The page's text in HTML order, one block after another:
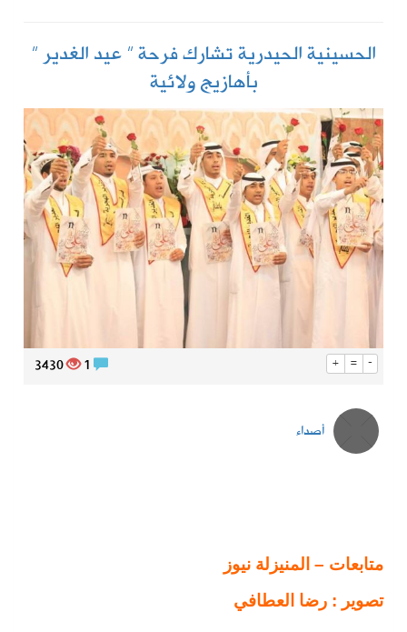
الحسينية الحيدرية تشارك فرحة ” عيد الغدير ”
بأهازيج ولائية
+ = -
3430
أصداء
متابعات – المنيزلة نيوز
تصوير : رضا العطافي